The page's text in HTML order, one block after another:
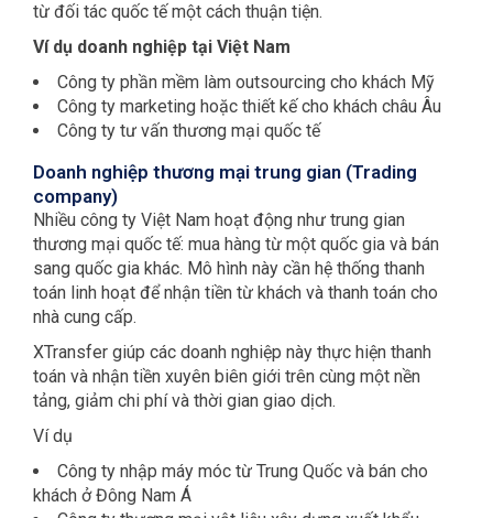
từ đối tác quốc tế một cách thuận tiện.
Ví dụ doanh nghiệp tại Việt Nam
Công ty phần mềm làm outsourcing cho khách Mỹ
Công ty marketing hoặc thiết kế cho khách châu Âu
Công ty tư vấn thương mại quốc tế
Doanh nghiệp thương mại trung gian (Trading
company)
Nhiều công ty Việt Nam hoạt động như trung gian
thương mại quốc tế: mua hàng từ một quốc gia và bán
sang quốc gia khác. Mô hình này cần hệ thống thanh
toán linh hoạt để nhận tiền từ khách và thanh toán cho
nhà cung cấp.
XTransfer giúp các doanh nghiệp này thực hiện thanh
toán và nhận tiền xuyên biên giới trên cùng một nền
tảng, giảm chi phí và thời gian giao dịch.
Ví dụ
Công ty nhập máy móc từ Trung Quốc và bán cho
khách ở Đông Nam Á